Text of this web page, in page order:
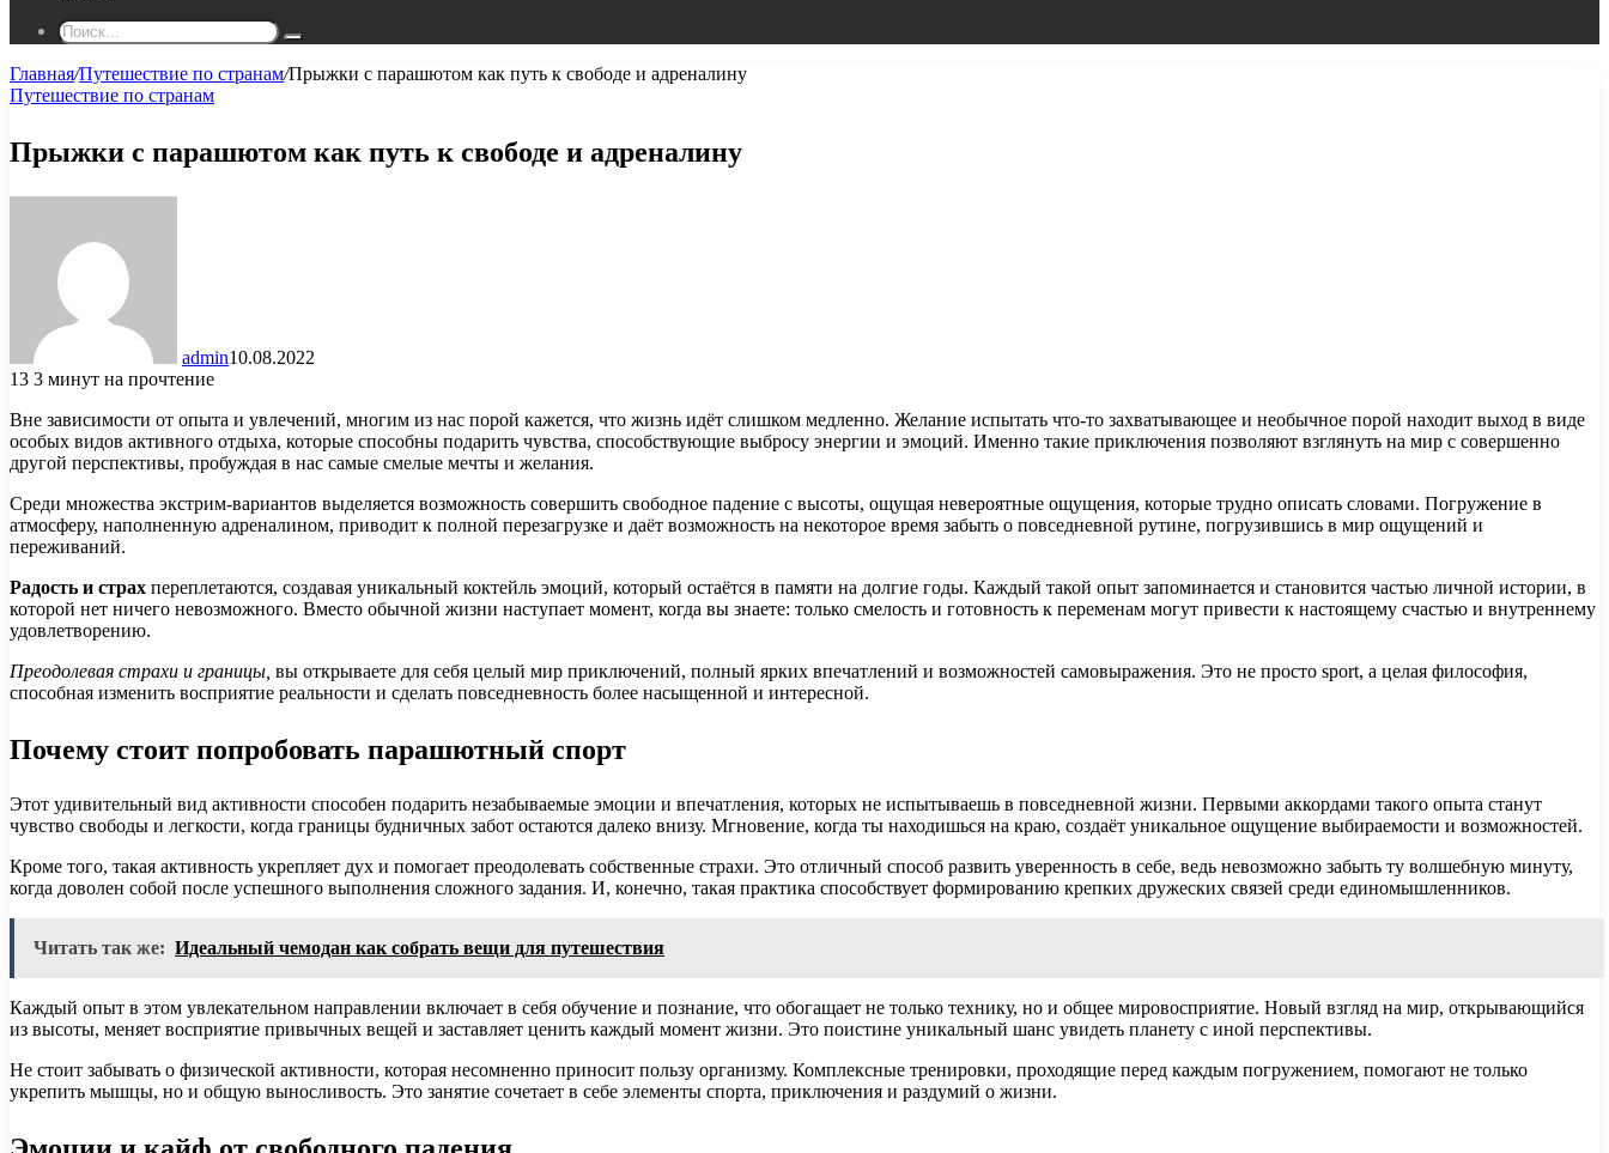
Поиск...
Главная/Путешествие по странам/Прыжки с парашютом как путь к свободе и адреналину
Путешествие по странам
Прыжки с парашютом как путь к свободе и адреналину
admin10.08.2022
13 3 минут на прочтение
Вне зависимости от опыта и увлечений, многим из нас порой кажется, что жизнь идёт слишком медленно. Желание испытать что-то захватывающее и необычное порой находит выход в виде
особых видов активного отдыха, которые способны подарить чувства, способствующие выбросу энергии и эмоций. Именно такие приключения позволяют взглянуть на мир с совершенно
другой перспективы, пробуждая в нас самые смелые мечты и желания.
Среди множества экстрим-вариантов выделяется возможность совершить свободное падение с высоты, ощущая невероятные ощущения, которые трудно описать словами. Погружение в
атмосферу, наполненную адреналином, приводит к полной перезагрузке и даёт возможность на некоторое время забыть о повседневной рутине, погрузившись в мир ощущений и
переживаний.
Радость и страх переплетаются, создавая уникальный коктейль эмоций, который остаётся в памяти на долгие годы. Каждый такой опыт запоминается и становится частью личной истории, в
которой нет ничего невозможного. Вместо обычной жизни наступает момент, когда вы знаете: только смелость и готовность к переменам могут привести к настоящему счастью и внутреннему
удовлетворению.
Преодолевая страхи и границы, вы открываете для себя целый мир приключений, полный ярких впечатлений и возможностей самовыражения. Это не просто sport, а целая философия,
способная изменить восприятие реальности и сделать повседневность более насыщенной и интересной.
Почему стоит попробовать парашютный спорт
Этот удивительный вид активности способен подарить незабываемые эмоции и впечатления, которых не испытываешь в повседневной жизни. Первыми аккордами такого опыта станут
чувство свободы и легкости, когда границы будничных забот остаются далеко внизу. Мгновение, когда ты находишься на краю, создаёт уникальное ощущение выбираемости и возможностей.
Кроме того, такая активность укрепляет дух и помогает преодолевать собственные страхи. Это отличный способ развить уверенность в себе, ведь невозможно забыть ту волшебную минуту,
когда доволен собой после успешного выполнения сложного задания. И, конечно, такая практика способствует формированию крепких дружеских связей среди единомышленников.
Читать так же: Идеальный чемодан как собрать вещи для путешествия
Каждый опыт в этом увлекательном направлении включает в себя обучение и познание, что обогащает не только технику, но и общее мировосприятие. Новый взгляд на мир, открывающийся
из высоты, меняет восприятие привычных вещей и заставляет ценить каждый момент жизни. Это поистине уникальный шанс увидеть планету с иной перспективы.
Не стоит забывать о физической активности, которая несомненно приносит пользу организму. Комплексные тренировки, проходящие перед каждым погружением, помогают не только
укрепить мышцы, но и общую выносливость. Это занятие сочетает в себе элементы спорта, приключения и раздумий о жизни.